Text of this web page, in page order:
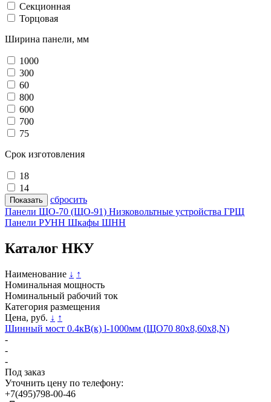
Секционная
Торцовая
Ширина панели, мм
1000
300
60
800
600
700
75
Срок изготовления
18
14
cбросить
Панели ЩО-70 (ЩО-91) Низковольтные устройства ГРЩ
Панели РУНН Шкафы ШНН
Каталог НКУ
Наименование ↓ ↑
Номинальная мощность
Номинальный рабочий ток
Категория размещения
Цена, руб. ↓ ↑
Шинный мост 0.4кВ(к) l-1000мм (ЩО70 80х8,60х8,N)
-
-
-
Под заказ
Уточнить цену по телефону:
+7(495)798-00-46